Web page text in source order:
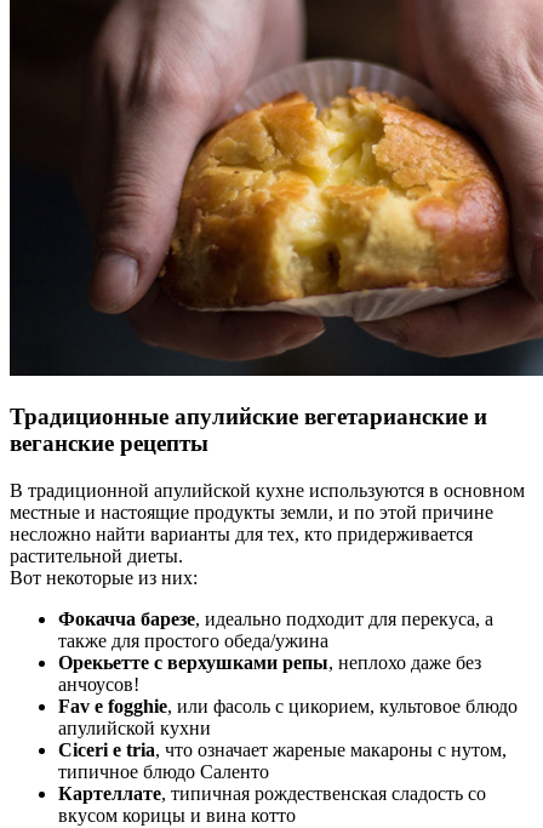
Традиционные апулийские вегетарианские и
веганские рецепты
В традиционной апулийской кухне используются в основном
местные и настоящие продукты земли, и по этой причине
несложно найти варианты для тех, кто придерживается
растительной диеты.
Вот некоторые из них:
Фокачча барезе, идеально подходит для перекуса, а
также для простого обеда/ужина
Орекьетте с верхушками репы, неплохо даже без
анчоусов!
Fav e fogghie, или фасоль с цикорием, культовое блюдо
апулийской кухни
Ciceri e tria, что означает жареные макароны с нутом,
типичное блюдо Саленто
Картеллате, типичная рождественская сладость со
вкусом корицы и вина котто